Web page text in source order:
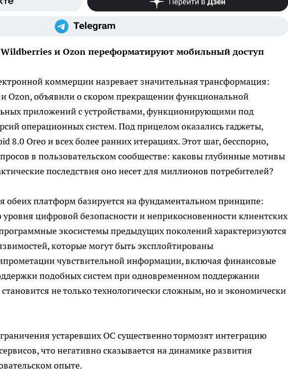
и Ozon переформатируют мобильный доступ
коммерции назревает значительная трансформация:
Ozon, объявили о скором прекращении функциональной
приложений с устройствами, функционирующими под
операционных систем. Под прицелом оказались гаджеты,
8.0 Oreo и всех более ранних итерациях. Этот шаг, бесспорно,
в пользовательском сообществе: каковы глубинные мотивы
последствия оно несет для миллионов потребителей?
обеих платформ базируется на фундаментальном принципе:
цифровой безопасности и неприкосновенности клиентских
экосистемы предыдущих поколений характеризуются
которые могут быть эксплойтированы
чувствительной информации, включая финансовые
подобных систем при одновременном поддержании
не только технологически сложным, но и экономически
устаревших ОС существенно тормозят интеграцию
что негативно сказывается на динамике развития
опыте.